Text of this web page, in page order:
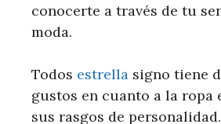
conocerte a través de tu
moda.
Todos estrella signo tiene
gustos en cuanto a la ropa
sus rasgos de